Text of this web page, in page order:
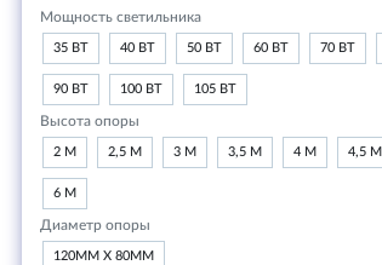
Мощность светильника
35 ВТ 40 ВТ 50 ВТ 60 ВТ 70 ВТ
90 ВТ 100 ВТ 105 ВТ
Высота опоры
2 М 2,5 М 3 М 3,5 М 4 М 4,5 М
6 М
Диаметр опоры
120ММ Х 80ММ